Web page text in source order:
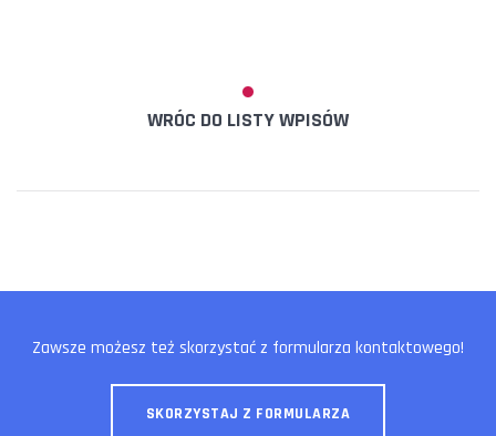
WRÓC DO LISTY WPISÓW
Zawsze możesz też skorzystać z formularza kontaktowego!
SKORZYSTAJ Z FORMULARZA